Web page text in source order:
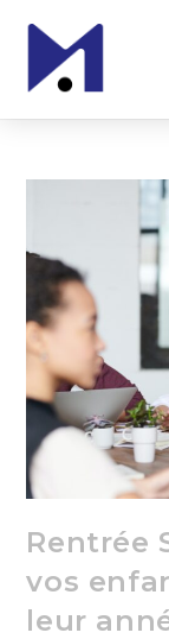
Rentrée
vos
leur